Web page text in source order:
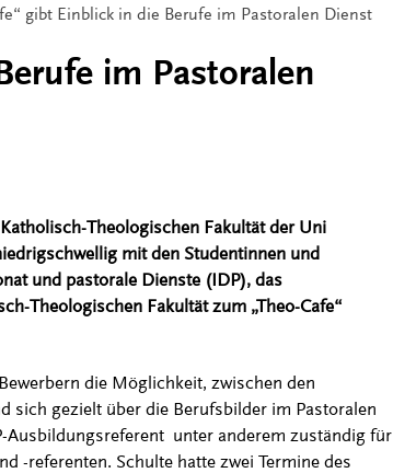
gibt Einblick in die Berufe im Pastoralen Dienst
im Pastoralen
Theologischen Fakultät der Uni
mit den Studentinnen und
und pastorale Dienste (IDP), das
Theologischen Fakultät zum „Theo-Cafe“
die Möglichkeit, zwischen den
sich gezielt über die Berufsbilder im Pastoralen
Ausbildungsreferent unter anderem zuständig für
-referenten. Schulte hatte zwei Termine des